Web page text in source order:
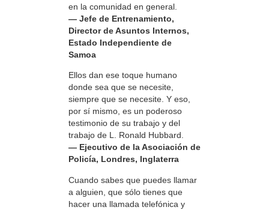
en la comunidad en general.
— Jefe de Entrenamiento,
Director de Asuntos Internos,
Estado Independiente de
Samoa
Ellos dan ese toque humano
donde sea que se necesite,
siempre que se necesite. Y eso,
por sí mismo, es un poderoso
testimonio de su trabajo y del
trabajo de L. Ronald Hubbard.
— Ejecutivo de la Asociación de
Policía, Londres, Inglaterra
Cuando sabes que puedes llamar
a alguien, que sólo tienes que
hacer una llamada telefónica y